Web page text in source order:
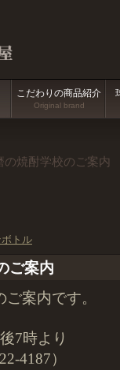
こだわりの商品紹介
Original brand
の焼酎学校のご案内
トル
ご案内
案内です。
7時より
4187）